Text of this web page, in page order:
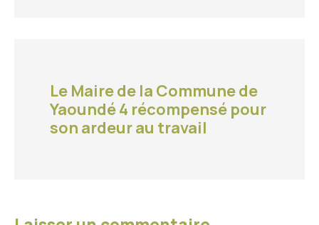
Le Maire de la Commune de
Yaoundé 4 récompensé pour
son ardeur au travail